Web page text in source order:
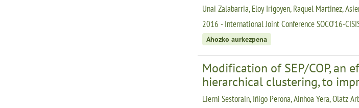
Unai Zalabarria, Eloy Irigoyen, Raquel Martinez,
2016 - International Joint Conference SOCO'16-
Ahozko aurkezpena
Modification of SEP/COP,
hierarchical clustering, to
Lierni Sestorain, Iñigo Perona, Ainhoa Yera, Olatz